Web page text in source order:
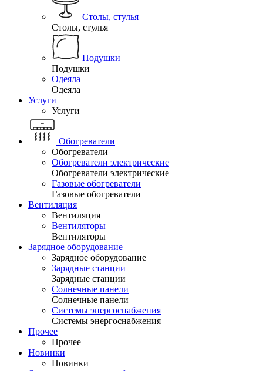
Столы, стулья
Столы, стулья
Подушки
Подушки
Одеяла
Одеяла
Услуги
Услуги
Обогреватели
Обогреватели
Обогреватели электрические
Обогреватели электрические
Газовые обогреватели
Газовые обогреватели
Вентиляция
Вентиляция
Вентиляторы
Вентиляторы
Зарядное оборудование
Зарядное оборудование
Зарядные станции
Зарядные станции
Солнечные панели
Солнечные панели
Системы энергоснабжения
Системы энергоснабжения
Прочее
Прочее
Новинки
Новинки